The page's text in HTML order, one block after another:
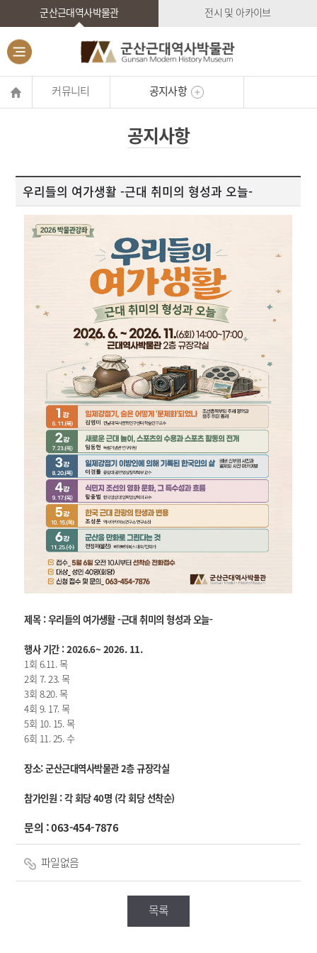
군산근대역사박물관 전시 및 아카이브
커뮤니티 공지사항
공지사항
우리들의 여가생활 -근대 취미의 형성과 오늘-
제목 : 우리들의 여가생활 -근대 취미의 형성과 오늘-
행사 기간 : 2026.6~ 2026. 11.
1회 6.11. 목
2회 7. 23. 목
3회 8.20. 목
4회 9. 17. 목
5회 10. 15. 목
6회 11. 25. 수
장소: 군산근대역사박물관 2층 규장각실
참가인원 : 각 회당 40명 (각 회당 선착순)
문의 : 063-454-7876
파일없음
목록